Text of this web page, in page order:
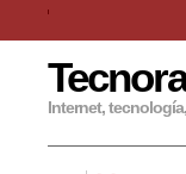
Internet,